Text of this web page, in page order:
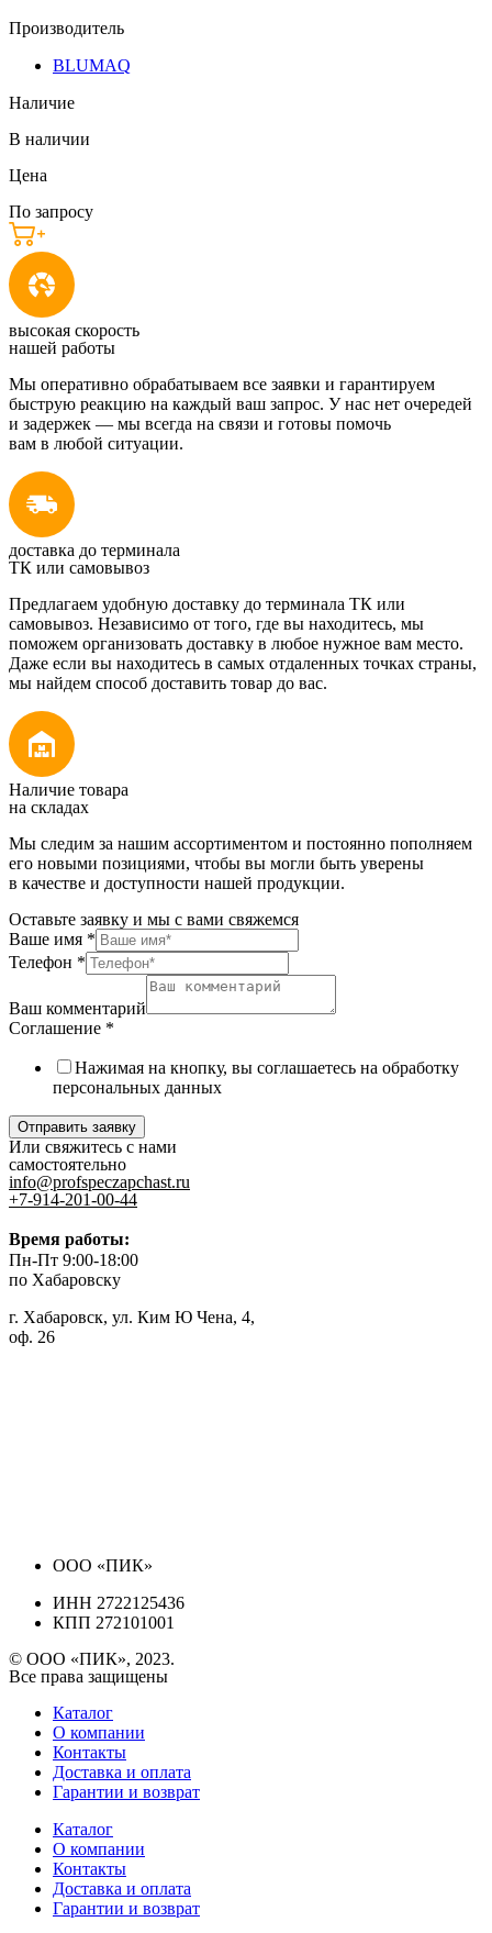
Производитель
BLUMAQ
Наличие
В наличии
Цена
По запросу
высокая скорость
нашей работы
Мы оперативно обрабатываем все заявки и гарантируем
быструю реакцию на каждый ваш запрос. У нас нет очередей
и задержек — мы всегда на связи и готовы помочь
вам в любой ситуации.
доставка до терминала
ТК или самовывоз
Предлагаем удобную доставку до терминала ТК или
самовывоз. Независимо от того, где вы находитесь, мы
поможем организовать доставку в любое нужное вам место.
Даже если вы находитесь в самых отдаленных точках страны,
мы найдем способ доставить товар до вас.
Наличие товара
на складах
Мы следим за нашим ассортиментом и постоянно пополняем
его новыми позициями, чтобы вы могли быть уверены
в качестве и доступности нашей продукции.
Оставьте заявку и мы с вами свяжемся
Ваше имя *
Телефон *
Ваш комментарий
Соглашение *
Нажимая на кнопку, вы соглашаетесь на обработку
персональных данных
Отправить заявку
Или свяжитесь с нами
самостоятельно
info@profspeczapchast.ru
+7-914-201-00-44
Время работы:
Пн-Пт 9:00-18:00
по Хабаровску
г. Хабаровск, ул. Ким Ю Чена, 4,
оф. 26
ООО «ПИК»
ИНН 2722125436
КПП 272101001
© ООО «ПИК», 2023.
Все права защищены
Каталог
О компании
Контакты
Доставка и оплата
Гарантии и возврат
Каталог
О компании
Контакты
Доставка и оплата
Гарантии и возврат